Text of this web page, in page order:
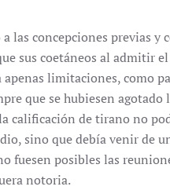
las concepciones previas y
sus coetáneos al admitir
limitaciones, como
que se hubiesen agotado
calificación de tirano no
sino que debía venir de
fuesen posibles las
notoria.